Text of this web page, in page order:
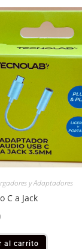
y Adaptadores
C a Jack
al carrito